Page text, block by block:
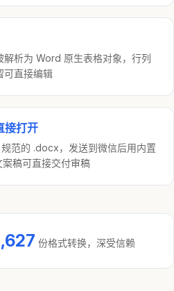
解析为 Word 原生表格对象，行列
可直接编辑
接打开
范的 .docx，发送到微信后用内置
稿可直接交付审稿
份格式转换，深受信赖